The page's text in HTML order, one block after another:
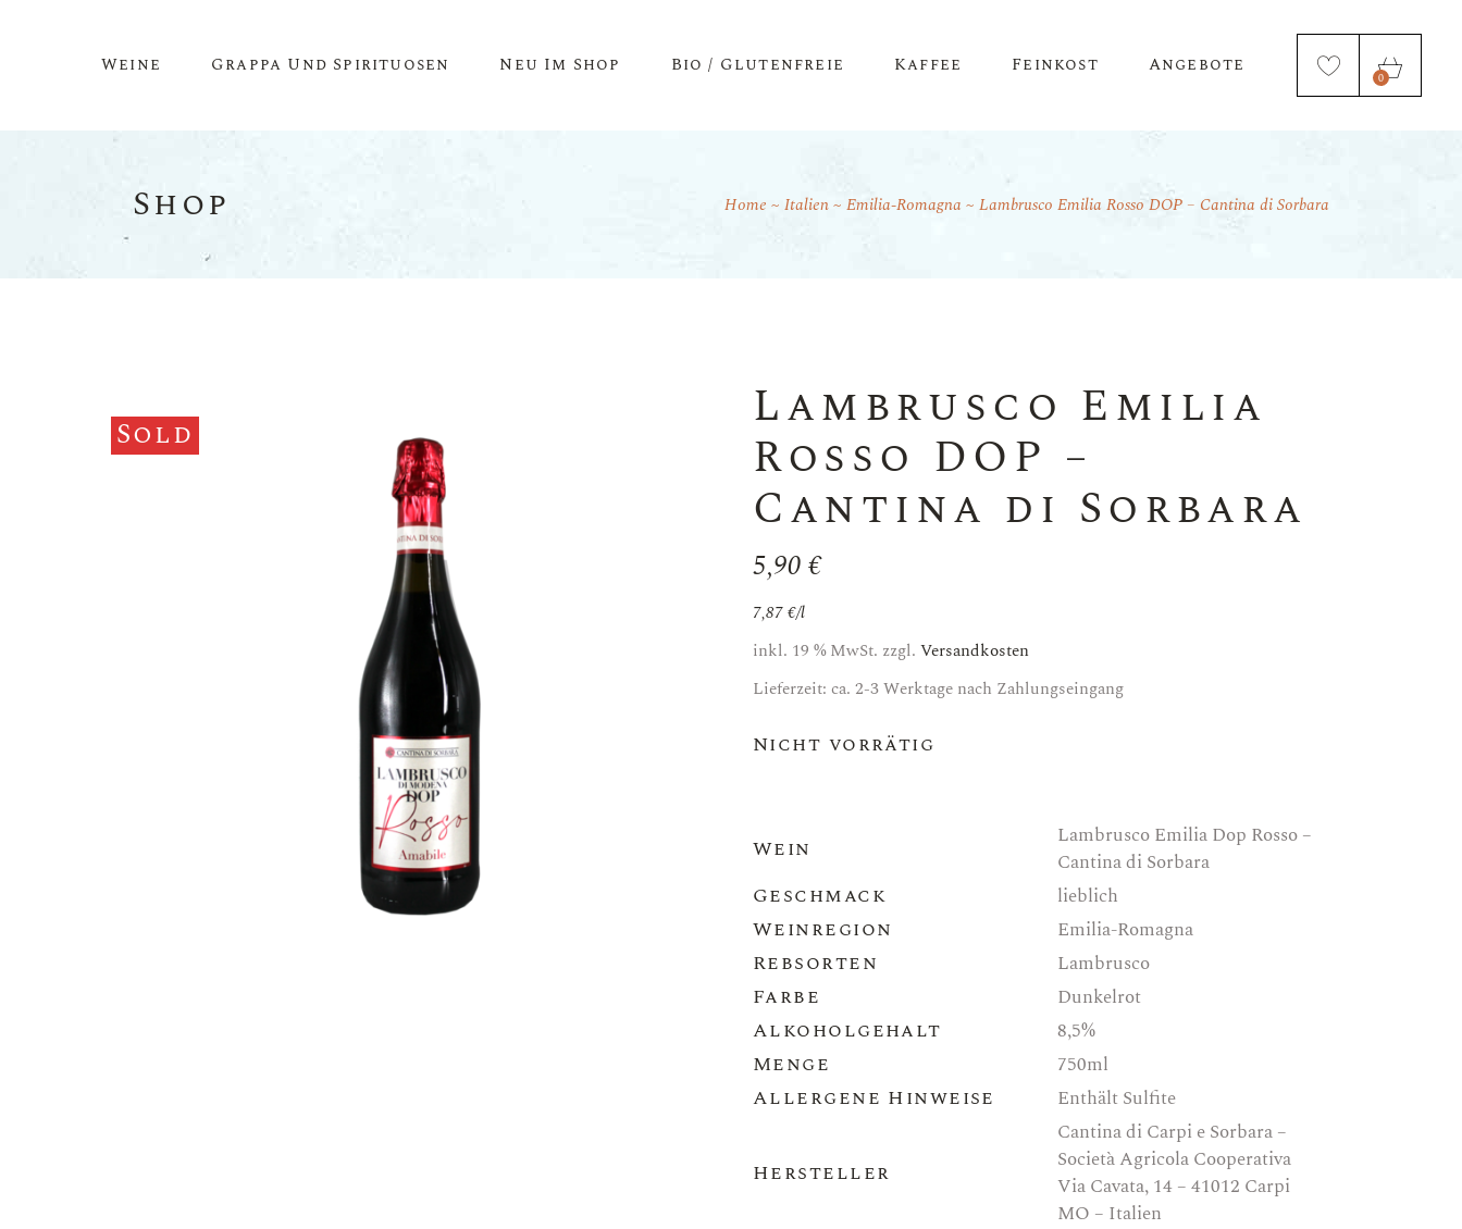
Weine
Rotwein
Roséwein
Grappa Und Spirituosen Neu Im Shop Bio / Glutenfreie Kaffee Feinkost
Öl & Essig
Angebote
0
Shop Home Italien Emilia-Romagna Lambrusco Emilia Rosso DOP – Cantina di Sorbara
Sold Lambrusco Emilia
Rosso DOP –
Cantina di Sorbara
5,90€
7,87€/l
inkl. 19 % MwSt. zzgl. Versandkosten
Lieferzeit: ca. 2-3 Werktage nach Zahlungseingang
Nicht vorrätig
Wein
Lambrusco Emilia Dop Rosso –
Cantina di Sorbara
Geschmack lieblich
Weinregion Emilia-Romagna
Rebsorten Lambrusco
Farbe Dunkelrot
Alkoholgehalt 8,5%
Menge 750ml
Allergene Hinweise Enthält Sulfite
Hersteller
Cantina di Carpi e Sorbara –
Società Agricola Cooperativa
Via Cavata, 14 – 41012 Carpi
MO – Italien